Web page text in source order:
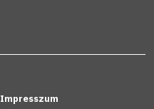
Impresszum